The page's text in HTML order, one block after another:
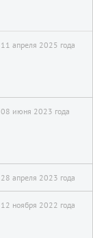
11 апреля 2025 года
08 июня 2023 года
28 апреля 2023 года
12 ноября 2022 года